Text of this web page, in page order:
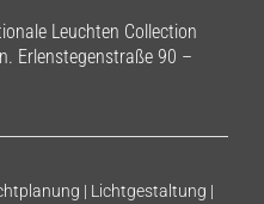
Leuchten Collection
Erlenstegenstraße 90 –
| Lichtgestaltung |